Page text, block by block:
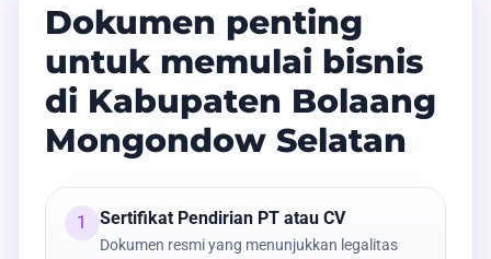
Dokumen penting
untuk memulai bisnis
di Kabupaten Bolaang
Mongondow Selatan
1 Sertifikat Pendirian PT atau CV
Dokumen resmi yang menunjukkan legalitas